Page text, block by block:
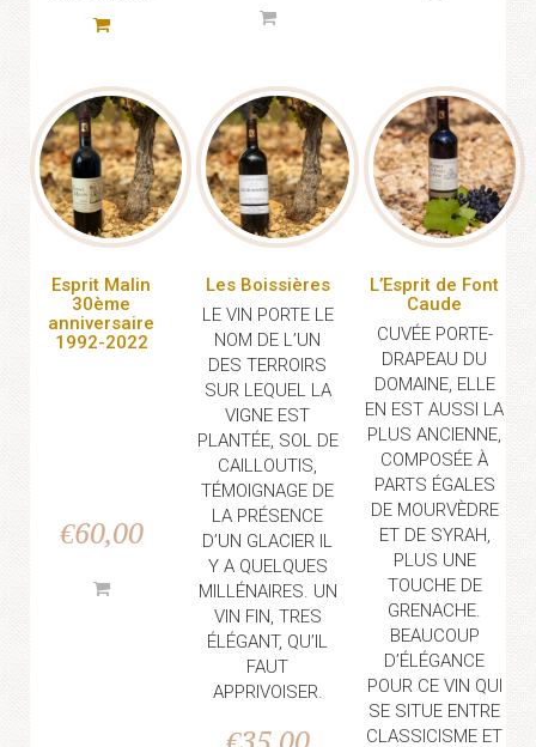
Esprit Malin
30ème
anniversaire
1992-2022
€60,00
Les Boissières
LE VIN PORTE LE
NOM DE L’UN
DES TERROIRS
SUR LEQUEL LA
VIGNE EST
PLANTÉE, SOL DE
CAILLOUTIS,
TÉMOIGNAGE DE
LA PRÉSENCE
D’UN GLACIER IL
Y A QUELQUES
MILLÉNAIRES. UN
VIN FIN, TRES
ÉLÉGANT, QU’IL
FAUT
APPRIVOISER.
L’Esprit de Font
Caude
CUVÉE PORTE-
DRAPEAU DU
DOMAINE, ELLE
EN EST AUSSI LA
PLUS ANCIENNE,
COMPOSÉE À
PARTS ÉGALES
DE MOURVÈDRE
ET DE SYRAH,
PLUS UNE
TOUCHE DE
GRENACHE.
BEAUCOUP
D’ÉLÉGANCE
POUR CE VIN QUI
SE SITUE ENTRE
CLASSICISME ET